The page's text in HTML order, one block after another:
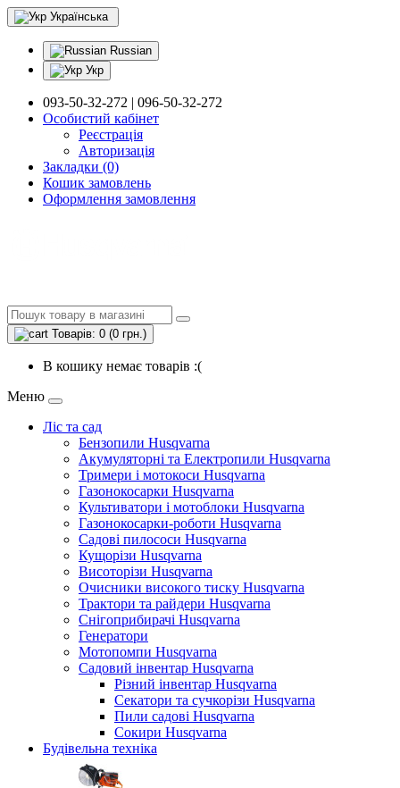
Українська
Russian
Укр
093-50-32-272 | 096-50-32-272
Особистий кабінет
Реєстрація
Авторизація
Закладки (0)
Кошик замовлень
Оформлення замовлення
Товарів: 0 (0 грн.)
В кошику немає товарів :(
Меню
Ліс та сад
Бензопили Husqvarna
Акумуляторні та Електропили Husqvarna
Тримери і мотокоси Husqvarna
Газонокосарки Husqvarna
Культиватори і мотоблоки Husqvarna
Газонокосарки-роботи Husqvarna
Садові пилососи Husqvarna
Кущорізи Husqvarna
Висоторізи Husqvarna
Очисники високого тиску Husqvarna
Трактори та райдери Husqvarna
Снігоприбирачі Husqvarna
Генератори
Мотопомпи Husqvarna
Садовий інвентар Husqvarna
Різний інвентар Husqvarna
Секатори та сучкорізи Husqvarna
Пили садові Husqvarna
Сокири Husqvarna
Будівельна техніка